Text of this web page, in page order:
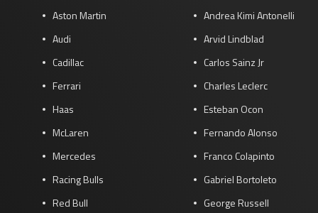
Aston Martin
Audi
Cadillac
Ferrari
Haas
McLaren
Mercedes
Racing Bulls
Red Bull
Andrea Kimi Antonelli
Arvid Lindblad
Carlos Sainz Jr
Charles Leclerc
Esteban Ocon
Fernando Alonso
Franco Colapinto
Gabriel Bortoleto
George Russell